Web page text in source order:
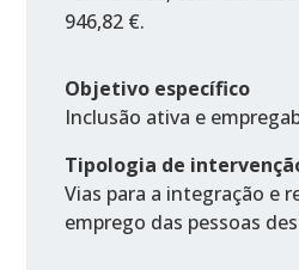
946,82 €.
Objetivo específico
Inclusão ativa e
Tipologia de
Vias para a integração e
emprego das pessoas